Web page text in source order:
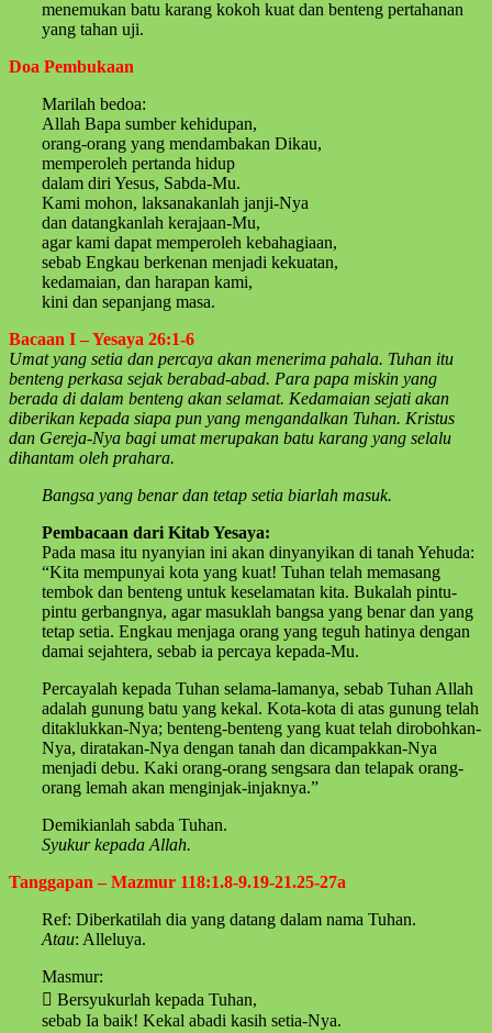
menemukan batu karang kokoh kuat dan benteng pertahanan
yang tahan uji.
Doa Pembukaan
Marilah bedoa:
Allah Bapa sumber kehidupan,
orang-orang yang mendambakan Dikau,
memperoleh pertanda hidup
dalam diri Yesus, Sabda-Mu.
Kami mohon, laksanakanlah janji-Nya
dan datangkanlah kerajaan-Mu,
agar kami dapat memperoleh kebahagiaan,
sebab Engkau berkenan menjadi kekuatan,
kedamaian, dan harapan kami,
kini dan sepanjang masa.
Bacaan I – Yesaya 26:1-6
Umat yang setia dan percaya akan menerima pahala. Tuhan itu
benteng perkasa sejak berabad-abad. Para papa miskin yang
berada di dalam benteng akan selamat. Kedamaian sejati akan
diberikan kepada siapa pun yang mengandalkan Tuhan. Kristus
dan Gereja-Nya bagi umat merupakan batu karang yang selalu
dihantam oleh prahara.
Bangsa yang benar dan tetap setia biarlah masuk.
Pembacaan dari Kitab Yesaya:
Pada masa itu nyanyian ini akan dinyanyikan di tanah Yehuda:
“Kita mempunyai kota yang kuat! Tuhan telah memasang
tembok dan benteng untuk keselamatan kita. Bukalah pintu-
pintu gerbangnya, agar masuklah bangsa yang benar dan yang
tetap setia. Engkau menjaga orang yang teguh hatinya dengan
damai sejahtera, sebab ia percaya kepada-Mu.
Percayalah kepada Tuhan selama-lamanya, sebab Tuhan Allah
adalah gunung batu yang kekal. Kota-kota di atas gunung telah
ditaklukkan-Nya; benteng-benteng yang kuat telah dirobohkan-
Nya, diratakan-Nya dengan tanah dan dicampakkan-Nya
menjadi debu. Kaki orang-orang sengsara dan telapak orang-
orang lemah akan menginjak-injaknya.”
Demikianlah sabda Tuhan.
Syukur kepada Allah.
Tanggapan – Mazmur 118:1.8-9.19-21.25-27a
Ref: Diberkatilah dia yang datang dalam nama Tuhan.
Atau: Alleluya.
Masmur:
 Bersyukurlah kepada Tuhan,
sebab Ia baik! Kekal abadi kasih setia-Nya.